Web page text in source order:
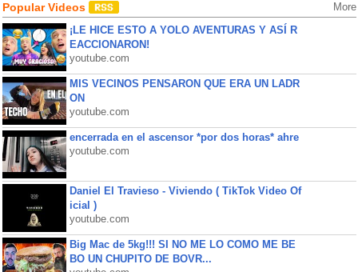
Popular Videos More
¡LE HICE ESTO A YOLO AVENTURAS Y ASÍ R
EACCIONARON!
youtube.com
MIS VECINOS PENSARON QUE ERA UN LADR
ON
youtube.com
encerrada en el ascensor *por dos horas* ahre
youtube.com
Daniel El Travieso - Viviendo ( TikTok Video Of
icial )
youtube.com
Big Mac de 5kg!!! SI NO ME LO COMO ME BE
BO UN CHUPITO DE BOVR...